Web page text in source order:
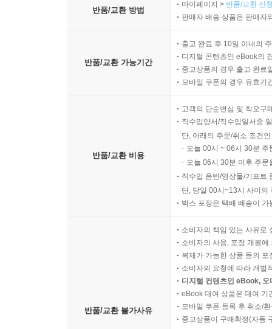
반품/교환 방법
마이페이지 > 반품/교환 신
판매자 배송 상품은 판매자
반품/교환 가능기간
출고 완료 후 10일 이내의
디지털 콘텐츠인 eBook의
중고상품의 경우 출고 완료
모바일 쿠폰의 경우 유효기
반품/교환 비용
고객의 단순변심 및 착오구
직수입양서/직수입일서중
단, 아래의 주문/취소 조건
오늘 00시 ~ 06시 30분
오늘 06시 30분 이후 주
직수입 음반/영상물/기프트
단, 당일 00시~13시 사이의
박스 포장은 택배 배송이
반품/교환 불가사유
소비자의 책임 있는 사유로
소비자의 사용, 포장 개봉
복제가 가능한 상품 등의
소비자의 요청에 따라 개별
디지털 컨텐츠인 eBook,
eBook 대여 상품은 대여 기
모바일 쿠폰 등록 후 취소/
중고상품이 구매확정(자동